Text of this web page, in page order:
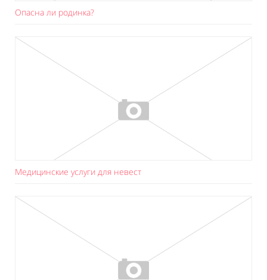
Опасна ли родинка?
Медицинские услуги для невест